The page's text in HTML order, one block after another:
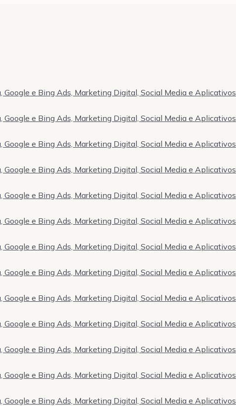
e Bing Ads, Marketing Digital, Social Media e Aplicativos
e Bing Ads, Marketing Digital, Social Media e Aplicativos
e Bing Ads, Marketing Digital, Social Media e Aplicativos
e Bing Ads, Marketing Digital, Social Media e Aplicativos
e Bing Ads, Marketing Digital, Social Media e Aplicativos
e Bing Ads, Marketing Digital, Social Media e Aplicativos
e Bing Ads, Marketing Digital, Social Media e Aplicativos
e Bing Ads, Marketing Digital, Social Media e Aplicativos
e Bing Ads, Marketing Digital, Social Media e Aplicativos
e Bing Ads, Marketing Digital, Social Media e Aplicativos
e Bing Ads, Marketing Digital, Social Media e Aplicativos
e Bing Ads, Marketing Digital, Social Media e Aplicativos
e Bing Ads, Marketing Digital, Social Media e Aplicativos